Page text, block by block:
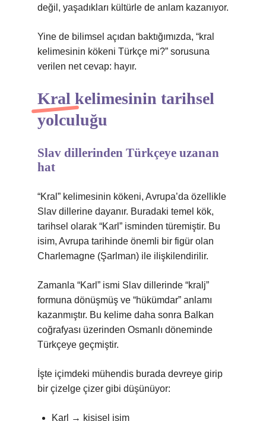
değil, yaşadıkları kültürle de anlam kazanıyor.
Yine de bilimsel açıdan baktığımızda, “kral
kelimesinin kökeni Türkçe mi?” sorusuna
verilen net cevap: hayır.
Kral kelimesinin tarihsel
yolculuğu
Slav dillerinden Türkçeye uzanan
hat
“Kral” kelimesinin kökeni, Avrupa’da özellikle
Slav dillerine dayanır. Buradaki temel kök,
tarihsel olarak “Karl” isminden türemiştir. Bu
isim, Avrupa tarihinde önemli bir figür olan
Charlemagne (Şarlman) ile ilişkilendirilir.
Zamanla “Karl” ismi Slav dillerinde “kralj”
formuna dönüşmüş ve “hükümdar” anlamı
kazanmıştır. Bu kelime daha sonra Balkan
coğrafyası üzerinden Osmanlı döneminde
Türkçeye geçmiştir.
İşte içimdeki mühendis burada devreye girip
bir çizelge çizer gibi düşünüyor:
Karl → kişisel isim